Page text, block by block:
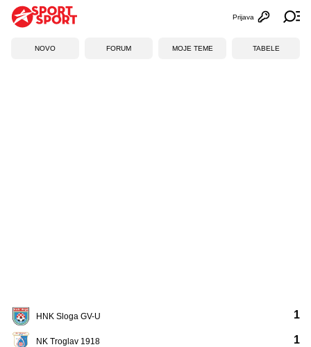
Otvori
Prijava
NOVO FORUM MOJE TEME TABELE
HNK Sloga GV-U
NK Troglav 1918
1
1